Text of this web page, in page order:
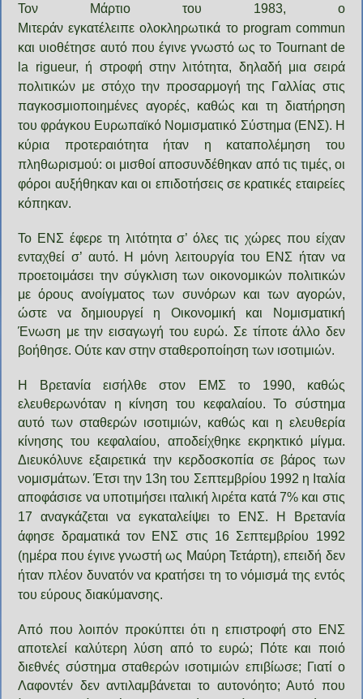
Τον Μάρτιο του 1983, ο
Μιτεράν εγκατέλειπεολοκληρωτικά το program commun
και υιοθέτησε αυτό που έγινε γνωστό ως το Tournant de
la rigueur, ή στροφή στην λιτότητα, δηλαδή μια σειρά
πολιτικών με στόχο την προσαρμογή της Γαλλίας στις
παγκοσμιοποιημένες αγορές, καθώς και τη διατήρηση
του φράγκου Ευρωπαϊκό Νομισματικό Σύστημα (ΕΝΣ). Η
κύρια προτεραιότητα ήταν η καταπολέμηση του
πληθωρισμού: οι μισθοί αποσυνδέθηκαν από τις τιμές, οι
φόροι αυξήθηκαν και οι επιδοτήσεις σε κρατικές εταιρείες
κόπηκαν.
Το ΕΝΣ έφερε τη λιτότητα σ’ όλες τις χώρες που είχαν
ενταχθεί σ’ αυτό. Η μόνη λειτουργία του ΕΝΣ ήταν να
προετοιμάσει την σύγκλιση των οικονομικών πολιτικών
με όρους ανοίγματος των συνόρων και των αγορών,
ώστε να δημιουργεί η Οικονομική και Νομισματική
Ένωση με την εισαγωγή του ευρώ. Σε τίποτε άλλο δεν
βοήθησε. Ούτε καν στην σταθεροποίηση των ισοτιμιών.
Η Βρετανία εισήλθε στον ΕΜΣ το 1990, καθώς
ελευθερωνόταν η κίνηση του κεφαλαίου. Το σύστημα
αυτό των σταθερών ισοτιμιών, καθώς και η ελευθερία
κίνησης του κεφαλαίου, αποδείχθηκε εκρηκτικό μίγμα.
Διευκόλυνε εξαιρετικά την κερδοσκοπία σε βάρος των
νομισμάτων. Έτσι την 13η του Σεπτεμβρίου 1992 η Ιταλία
αποφάσισε να υποτιμήσει ιταλική λιρέτα κατά 7% και στις
17 αναγκάζεται να εγκαταλείψει το ΕΝΣ. Η Βρετανία
άφησε δραματικά τον ΕΝΣ στις 16 Σεπτεμβρίου 1992
(ημέρα που έγινε γνωστή ως Μαύρη Τετάρτη), επειδή δεν
ήταν πλέον δυνατόν να κρατήσει τη το νόμισμά της εντός
του εύρους διακύμανσης.
Από που λοιπόν προκύπτει ότι η επιστροφή στο ΕΝΣ
αποτελεί καλύτερη λύση από το ευρώ; Πότε και ποιό
διεθνές σύστημα σταθερών ισοτιμιών επιβίωσε; Γιατί ο
Λαφοντέν δεν αντιλαμβάνεται το αυτονόητο; Αυτό που